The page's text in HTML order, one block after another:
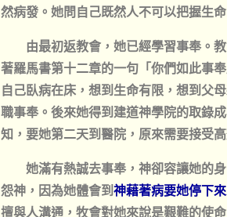
然病發。她問自己既然人不可以把握生
由最初返教會，她已經學習事奉。
著羅馬書第十二章的一句「你們如此事
自己臥病在床，想到生命有限，想到父
職事奉。後來她得到建道神學院的取錄
知，要她第二天到醫院，原來需要接受
她滿有熱誠去事奉，神卻容讓她的
怨神，因為她體會到神藉著病要她停下
擅與人溝通，牧會對她來說是艱難的使